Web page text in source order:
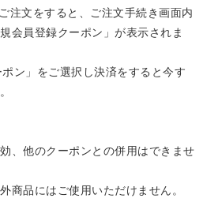
注文をすると、ご注文手続き画面内
会員登録クーポン」が表示されま
ン」をご選択し決済をすると今す
、他のクーポンとの併用はできませ
商品にはご使用いただけません。